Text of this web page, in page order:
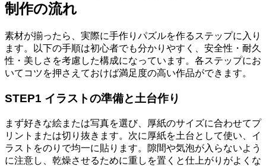
制作の流れ
素材が揃ったら、実際に手作りパズルを作るステップに入り
ます。以下の手順は初心者でも分かりやすく、安全性・耐久
性・美しさを考慮した構成になっています。各ステップにお
いてコツを押さえておけば満足度の高い作品ができます。
STEP1 イラストの準備と土台作り
まず好きな絵または写真を選び、厚紙のサイズに合わせてプ
リントまたは切り抜きます。次に厚紙を土台として使い、イ
ラストをのりで均一に貼ります。隙間や気泡が入らないよう
に注意し、乾燥させるために重しを置くと仕上がりがよくな